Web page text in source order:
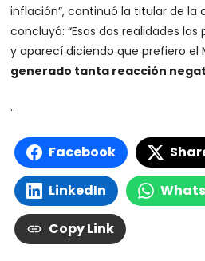
inflación”, continuó la titular de la
concluyó: “Esas dos realidades
y aparecí diciendo que prefiero el
generado tanta reacción
..
Facebook
LinkedIn
Copy Link